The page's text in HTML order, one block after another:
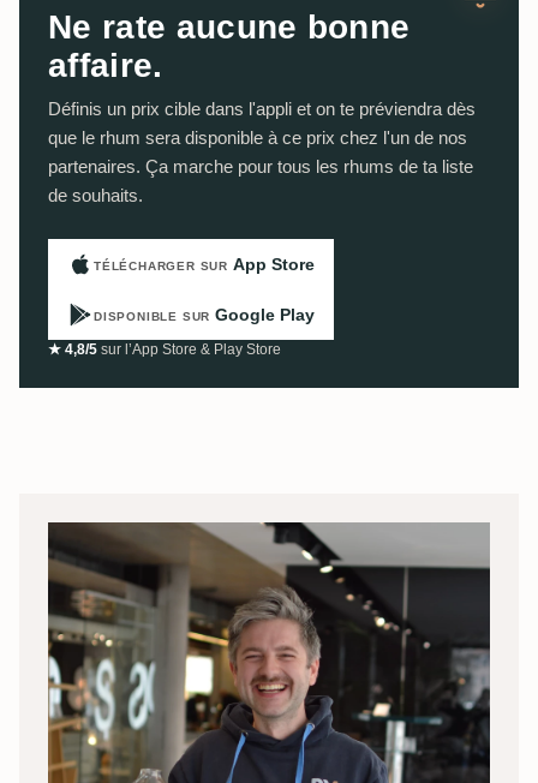
Ne rate aucune bonne
affaire.
Définis un prix cible dans l'appli et on te préviendra dès
que le rhum sera disponible à ce prix chez l'un de nos
partenaires. Ça marche pour tous les rhums de ta liste
de souhaits.
TÉLÉCHARGER SUR App Store
DISPONIBLE SUR Google Play
★ 4,8/5 sur l’App Store & Play Store